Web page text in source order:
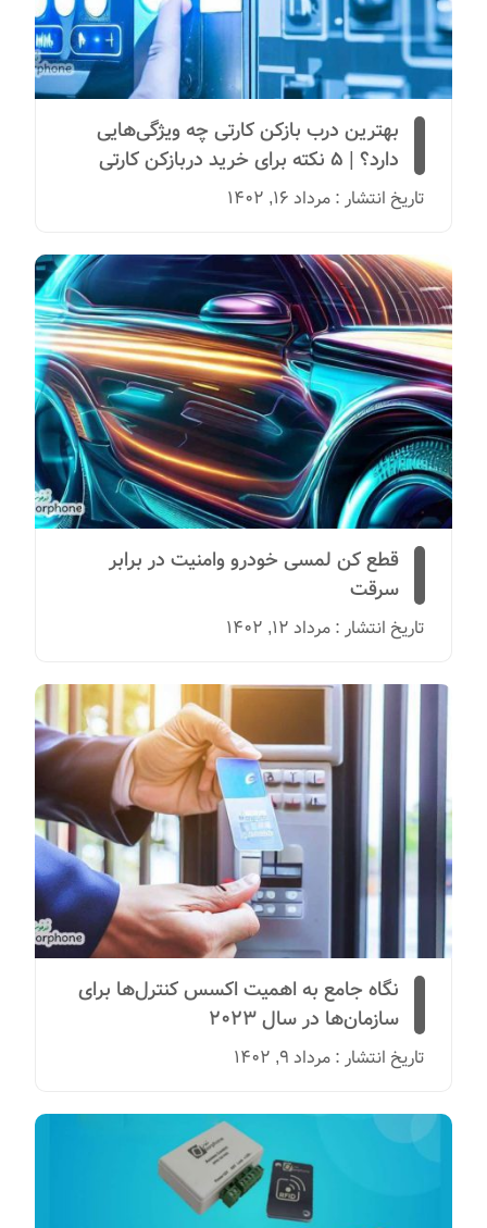
بهترین درب بازکن کارتی چه ویژگی‌هایی
دارد؟ | 5 نکته برای خرید دربازکن کارتی
تاریخ انتشار : مرداد 16, 1402
قطع کن لمسی خودرو وامنیت در برابر
سرقت
تاریخ انتشار : مرداد 12, 1402
نگاه جامع به اهمیت اکسس کنترل‌ها برای
سازمان‌ها در سال 2023
تاریخ انتشار : مرداد 9, 1402